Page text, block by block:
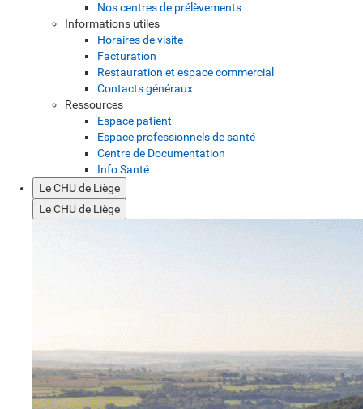
Nos centres de prélèvements
Informations utiles
Horaires de visite
Facturation
Restauration et espace commercial
Contacts généraux
Ressources
Espace patient
Espace professionnels de santé
Centre de Documentation
Info Santé
Le CHU de Liège
Le CHU de Liège